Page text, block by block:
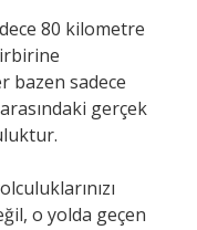
80 kilometre
bazen sadece
gerçek
o yolda geçen